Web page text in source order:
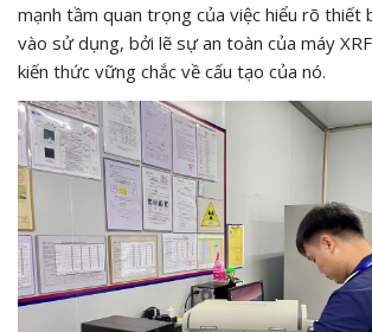
mạnh tầm quan trọng của việc hiểu rõ thiết
vào sử dụng, bởi lẽ sự an toàn của máy
kiến thức vững chắc về cấu tạo của nó.